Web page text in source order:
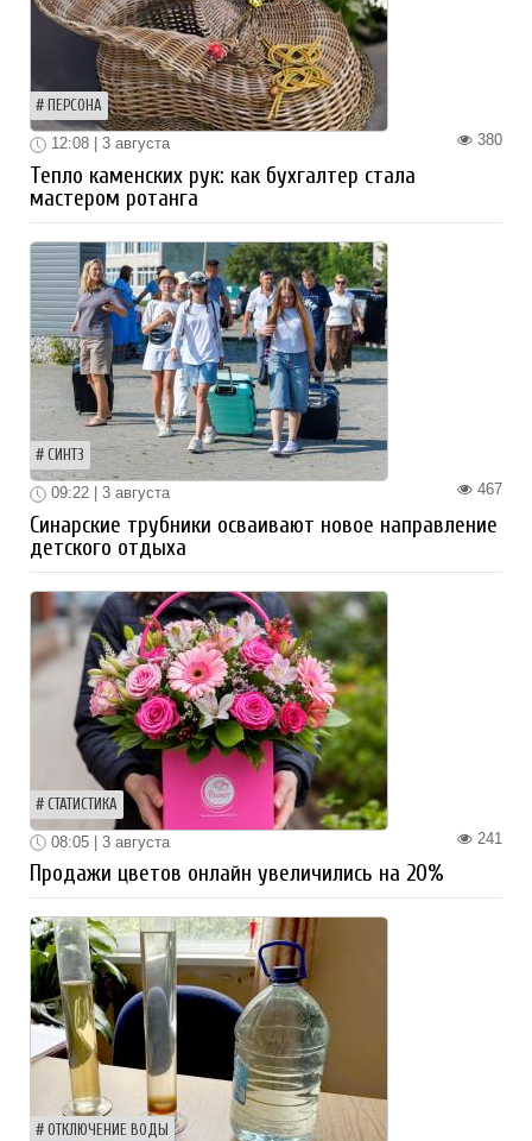
ПЕРСОНА
380
12:08 | 3 августа
Тепло каменских рук: как бухгалтер стала
мастером ротанга
СИНТЗ
467
09:22 | 3 августа
Синарские трубники осваивают новое направление
детского отдыха
СТАТИСТИКА
241
08:05 | 3 августа
Продажи цветов онлайн увеличились на 20%
ОТКЛЮЧЕНИЕ ВОДЫ